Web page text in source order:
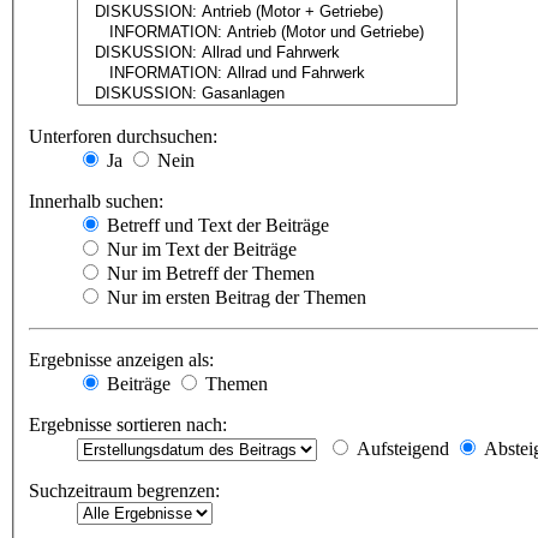
Unterforen durchsuchen:
Ja
Nein
Innerhalb suchen:
Betreff und Text der Beiträge
Nur im Text der Beiträge
Nur im Betreff der Themen
Nur im ersten Beitrag der Themen
Ergebnisse anzeigen als:
Beiträge
Themen
Ergebnisse sortieren nach:
Aufsteigend
Suchzeitraum begrenzen: